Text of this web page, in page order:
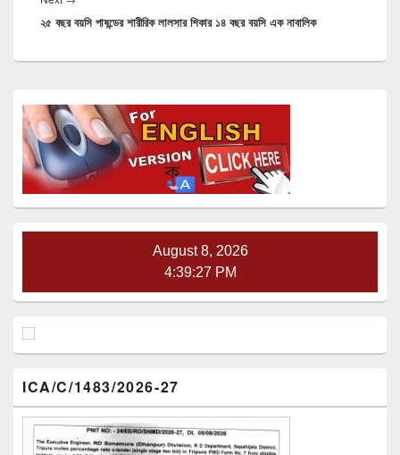
post:
২৫ বছর বয়সি পাষন্ডের শারীরিক লালসার শিকার ১৪ বছর বয়সি এক নাবালিক
Sidebar
Widget
Area
August 8, 2026
4:39:27 PM
ICA/C/1483/2026-27